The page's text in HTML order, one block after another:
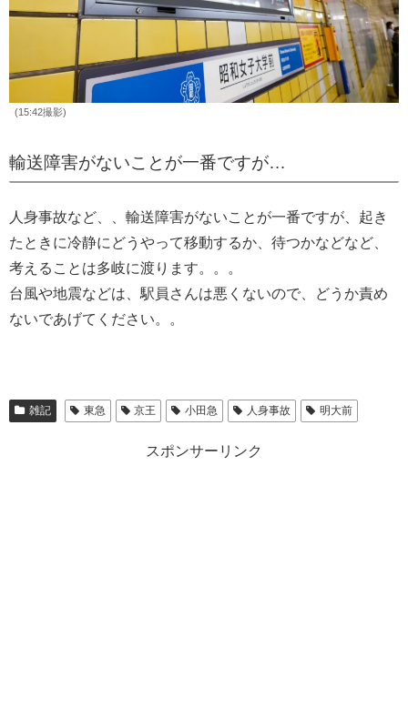
(15:42撮影)
輸送障害がないことが一番ですが…
人身事故など、、輸送障害がないことが一番ですが、起き
たときに冷静にどうやって移動するか、待つかなどなど、
考えることは多岐に渡ります。。。
台風や地震などは、駅員さんは悪くないので、どうか責め
ないであげてください。。
雑記 東急 京王 小田急 人身事故 明大前
スポンサーリンク